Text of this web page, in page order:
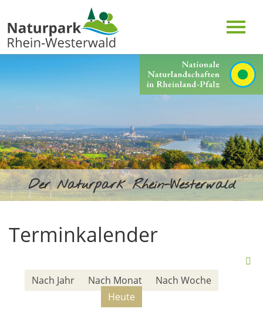
Der Naturpark Rhein-Westerwald
Terminkalender
Nach Jahr Nach Monat
Nach Woche
Heute